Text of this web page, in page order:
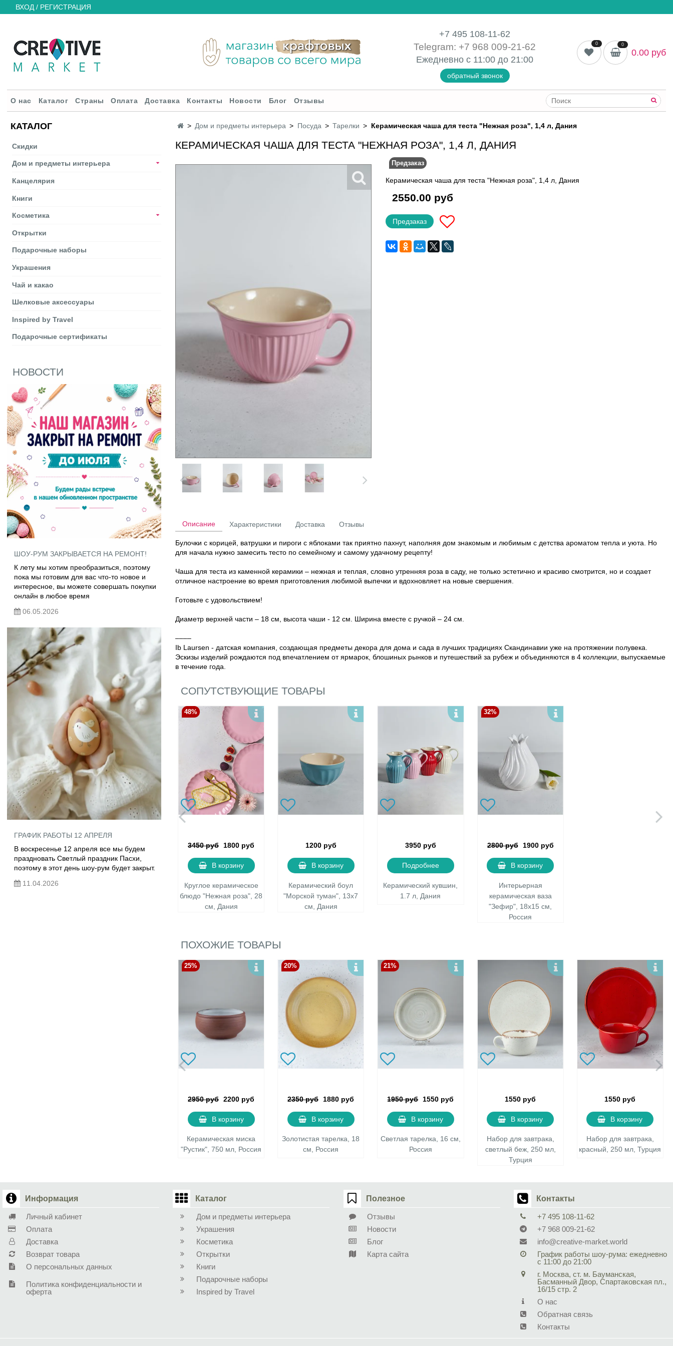
ВХОД / РЕГИСТРАЦИЯ
+7 495 108-11-62
Telegram: +7 968 009-21-62
Ежедневно с 11:00 до 21:00
обратный звонок
0 0
0.00 руб
О нас Каталог Страны Оплата Доставка Контакты Новости Блог Отзывы
КАТАЛОГ
Скидки
Дом и предметы интерьера
Канцелярия
Книги
Косметика
Открытки
Подарочные наборы
Украшения
Чай и какао
Шелковые аксеcсуары
Inspired by Travel
Подарочные сертификаты
НОВОСТИ
ШОУ-РУМ ЗАКРЫВАЕТСЯ НА РЕМОНТ!
К лету мы хотим преобразиться, поэтому
пока мы готовим для вас что-то новое и
интересное, вы можете совершать покупки
онлайн в любое время
06.05.2026
ГРАФИК РАБОТЫ 12 АПРЕЛЯ
В воскресенье 12 апреля все мы будем
праздновать Светлый праздник Пасхи,
поэтому в этот день шоу-рум будет закрыт.
11.04.2026
Дом и предметы интерьера Посуда Тарелки Керамическая чаша для теста "Нежная роза", 1,4 л, Дания
КЕРАМИЧЕСКАЯ ЧАША ДЛЯ ТЕСТА "НЕЖНАЯ РОЗА", 1,4 Л, ДАНИЯ
Предзаказ
Керамическая чаша для теста "Нежная роза", 1,4 л, Дания
2550.00 руб
Предзаказ
Описание
Булочки с корицей, ватрушки и пироги с яблоками так приятно пахнут, наполняя дом знакомым и любимым с детства ароматом тепла и уюта. Но
для начала нужно замесить тесто по семейному и самому удачному рецепту!
Чаша для теста из каменной керамики – нежная и теплая, словно утренняя роза в саду, не только эстетично и красиво смотрится, но и создает
отличное настроение во время приготовления любимой выпечки и вдохновляет на новые свершения.
Готовьте с удовольствием!
Диаметр верхней части – 18 см, высота чаши - 12 см. Ширина вместе с ручкой – 24 см.
––––
Ib Laursen - датская компания, создающая предметы декора для дома и сада в лучших традициях Скандинавии уже на протяжении полувека.
Эскизы изделий рождаются под впечатлением от ярмарок, блошиных рынков и путешествий за рубеж и объединяются в 4 коллекции, выпускаемые
в течение года.
Характеристики Доставка Отзывы
СОПУТСТВУЮЩИЕ ТОВАРЫ
48%
3450 руб 1800 руб
В корзину
Круглое керамическое
блюдо "Нежная роза", 28
см, Дания
1200 руб
В корзину
Керамический боул
"Морской туман", 13х7
см, Дания
3950 руб
Подробнее
Керамический кувшин,
1.7 л, Дания
32%
2800 руб 1900 руб
В корзину
Интерьерная
керамическая ваза
"Зефир", 18х15 см,
Россия
ПОХОЖИЕ ТОВАРЫ
25%
2950 руб 2200 руб
В корзину
Керамическая миска
"Рустик", 750 мл, Россия
20%
2350 руб 1880 руб
В корзину
Золотистая тарелка, 18
см, Россия
21%
1950 руб 1550 руб
В корзину
Светлая тарелка, 16 см,
Россия
1550 руб
В корзину
Набор для завтрака,
светлый беж, 250 мл,
Турция
1550 руб
В корзину
Набор для завтрака,
красный, 250 мл, Турция
Информация
Личный кабинет
Оплата
Доставка
Возврат товара
О персональных данных
Политика конфиденциальности и
оферта
Каталог
Дом и предметы интерьера
Украшения
Косметика
Открытки
Книги
Подарочные наборы
Inspired by Travel
Полезное
Отзывы
Новости
Блог
Карта сайта
Контакты
+7 495 108-11-62
+7 968 009-21-62
info@creative-market.world
График работы шоу-рума: ежедневно
с 11:00 до 21:00
г. Москва, ст. м. Бауманская,
Басманный Двор, Спартаковская пл.,
16/15 стр. 2
О нас
Обратная связь
Контакты